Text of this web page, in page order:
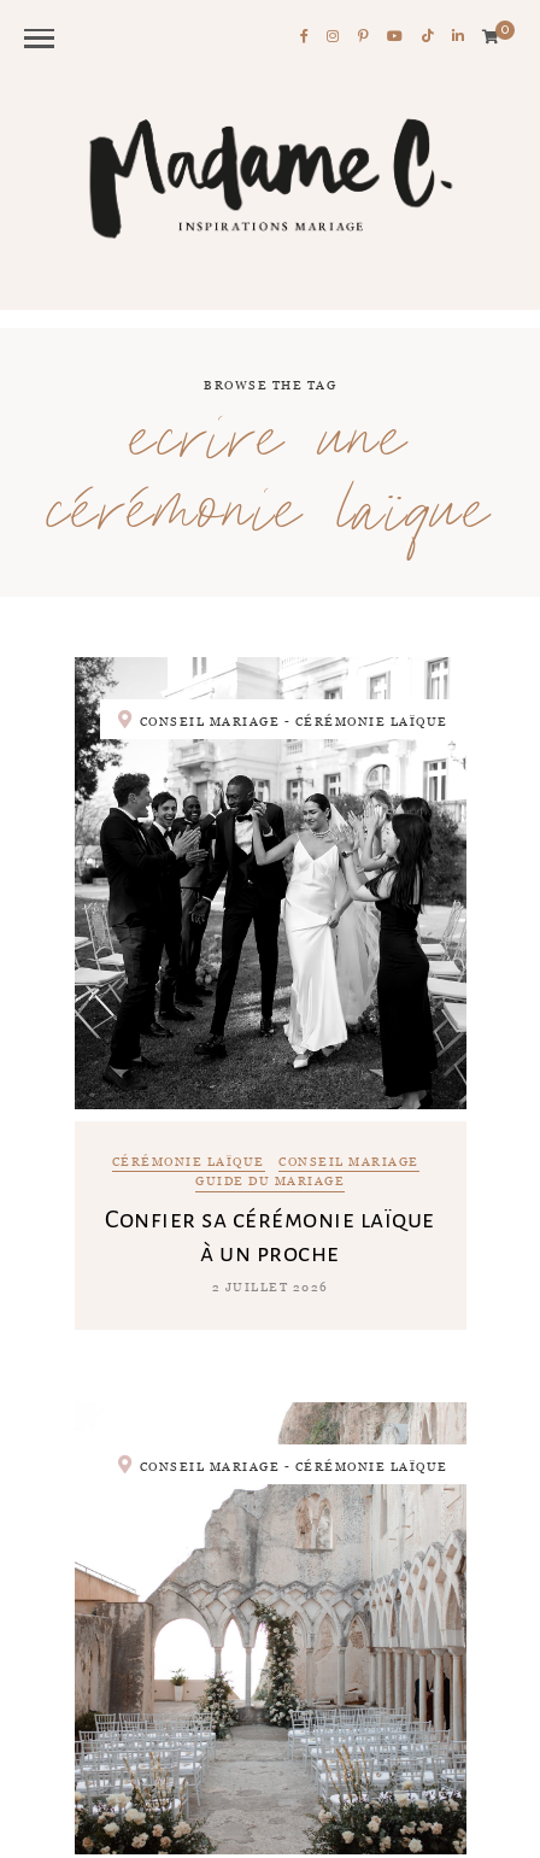
0
BROWSE THE TAG
ecrire une
cérémonie laïque
CONSEIL MARIAGE - CÉRÉMONIE LAÏQUE
CÉRÉMONIE LAÏQUE
CONSEIL MARIAGE
GUIDE DU MARIAGE
Confier sa cérémonie laïque
à un proche
2 JUILLET 2026
CONSEIL MARIAGE - CÉRÉMONIE LAÏQUE